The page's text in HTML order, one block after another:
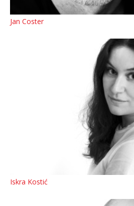
Jan Coster
Iskra Kostić